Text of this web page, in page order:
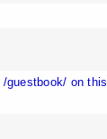
guestbook/ on this